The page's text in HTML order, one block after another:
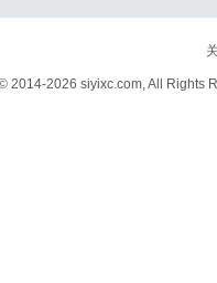
2014-2026 siyixc.com, All Rights